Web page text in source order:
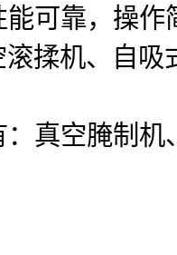
可靠，操
揉机、自吸
真空腌制